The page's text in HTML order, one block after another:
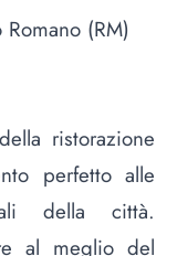
(RM)
ristorazione
perfetto alle
della città.
al meglio del